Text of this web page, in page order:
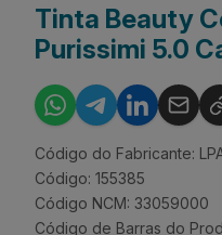
Tinta Beauty
Purissimi 5.0
Código do Fabricante:
Código: 155385
Código NCM: 33059000
Código de Barras do